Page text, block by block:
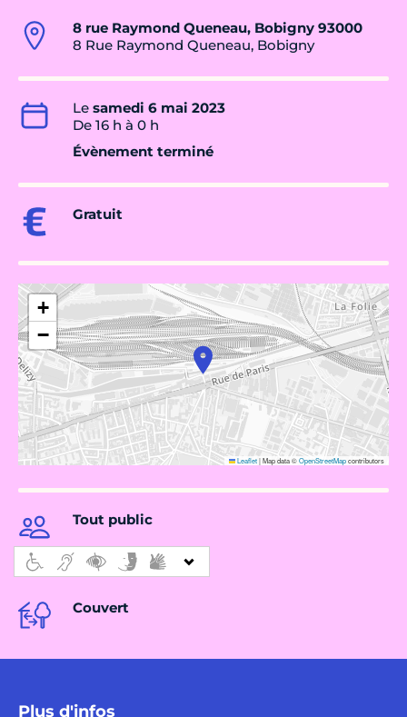
8 rue Raymond Queneau, Bobigny 93000
8 Rue Raymond Queneau, Bobigny
Le samedi 6 mai 2023
De 16 h à 0 h
Évènement terminé
Gratuit
+
−
Leaflet|Map data ©OpenStreetMapcontributors
Tout public
Couvert
Plus d'infos